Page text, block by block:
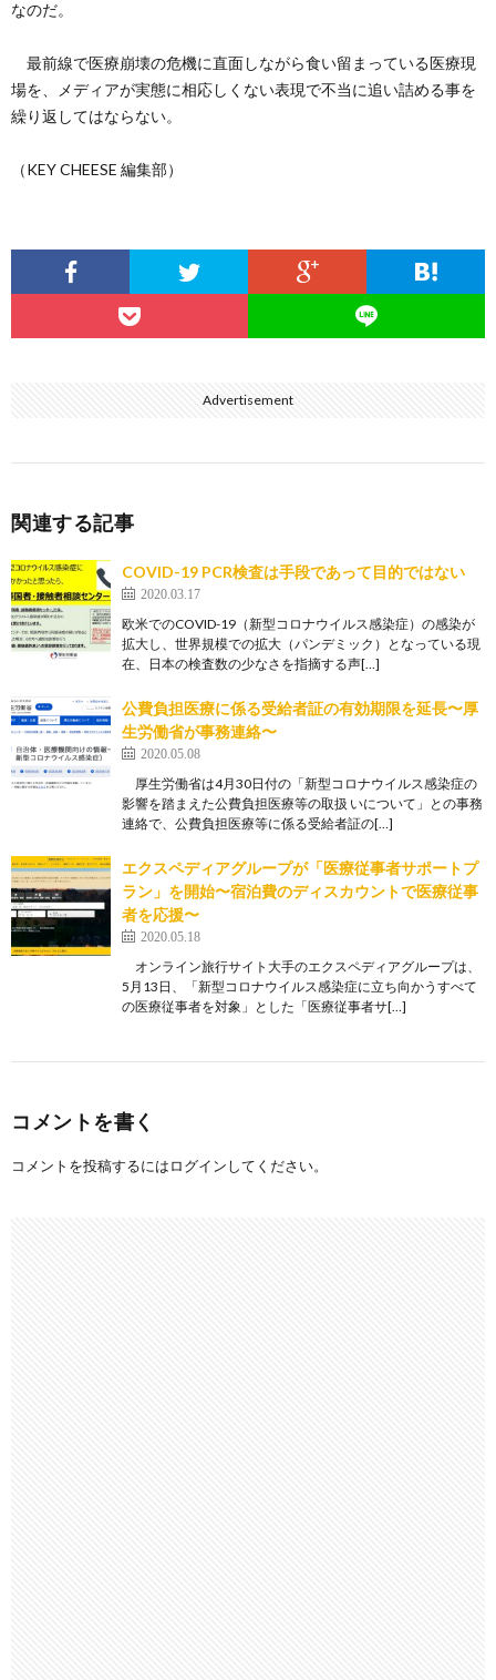
なのだ。
最前線で医療崩壊の危機に直面しながら食い留まっている医療現
場を、メディアが実態に相応しくない表現で不当に追い詰める事を
繰り返してはならない。
（KEY CHEESE 編集部）
Advertisement
関連する記事
COVID-19 PCR検査は手段であって目的ではない
2020.03.17
欧米でのCOVID-19（新型コロナウイルス感染症）の感染が
拡大し、世界規模での拡大（パンデミック）となっている現
在、日本の検査数の少なさを指摘する声[…]
公費負担医療に係る受給者証の有効期限を延長〜厚
生労働省が事務連絡〜
2020.05.08
厚生労働省は4月30日付の「新型コロナウイルス感染症の
影響を踏まえた公費負担医療等の取扱 いについて」との事務
連絡で、公費負担医療等に係る受給者証の[…]
エクスペディアグループが「医療従事者サポートプ
ラン」を開始〜宿泊費のディスカウントで医療従事
者を応援〜
2020.05.18
オンライン旅行サイト大手のエクスペディアグループは、
5月13日、「新型コロナウイルス感染症に立ち向かうすべて
の医療従事者を対象」とした「医療従事者サ[…]
コメントを書く
コメントを投稿するにはログインしてください。